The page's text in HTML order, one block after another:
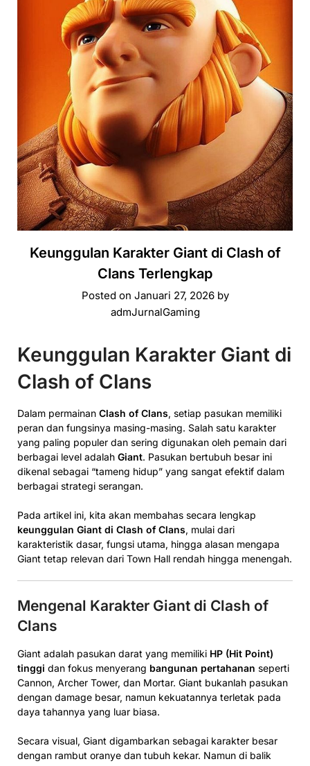
Keunggulan Karakter Giant di Clash of
Clans Terlengkap
Posted on Januari 27, 2026by
admJurnalGaming
Keunggulan Karakter Giant di
Clash of Clans
Dalam permainan Clash of Clans, setiap pasukan memiliki
peran dan fungsinya masing-masing. Salah satu karakter
yang paling populer dan sering digunakan oleh pemain dari
berbagai level adalah Giant. Pasukan bertubuh besar ini
dikenal sebagai “tameng hidup” yang sangat efektif dalam
berbagai strategi serangan.
Pada artikel ini, kita akan membahas secara lengkap
keunggulan Giant di Clash of Clans, mulai dari
karakteristik dasar, fungsi utama, hingga alasan mengapa
Giant tetap relevan dari Town Hall rendah hingga menengah.
Mengenal Karakter Giant di Clash of
Clans
Giant adalah pasukan darat yang memiliki HP (Hit Point)
tinggi dan fokus menyerang bangunan pertahanan seperti
Cannon, Archer Tower, dan Mortar. Giant bukanlah pasukan
dengan damage besar, namun kekuatannya terletak pada
daya tahannya yang luar biasa.
Secara visual, Giant digambarkan sebagai karakter besar
dengan rambut oranye dan tubuh kekar. Namun di balik